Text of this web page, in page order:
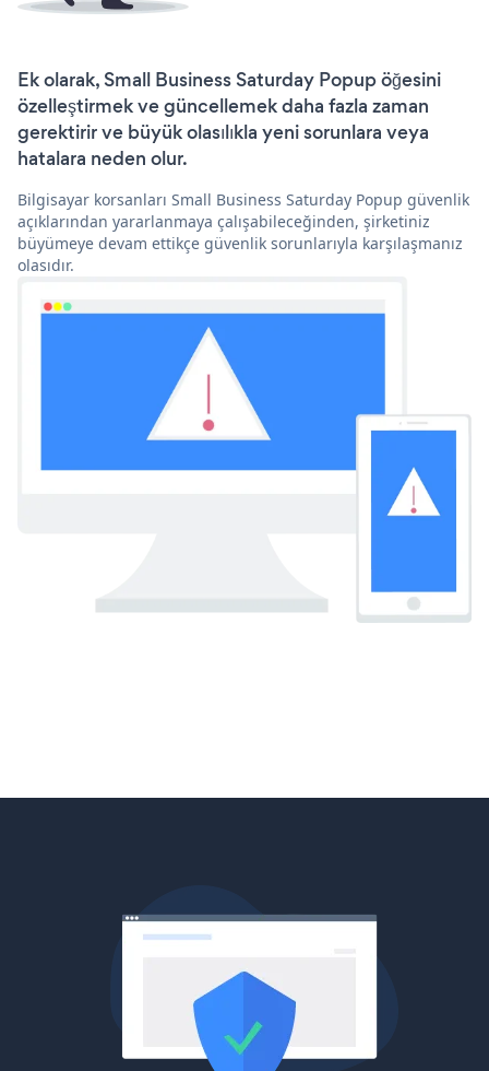
Ek olarak, Small Business Saturday Popup öğesini
özelleştirmek ve güncellemek daha fazla zaman
gerektirir ve büyük olasılıkla yeni sorunlara veya
hatalara neden olur.
Bilgisayar korsanları Small Business Saturday Popup güvenlik
açıklarından yararlanmaya çalışabileceğinden, şirketiniz
büyümeye devam ettikçe güvenlik sorunlarıyla karşılaşmanız
olasıdır.